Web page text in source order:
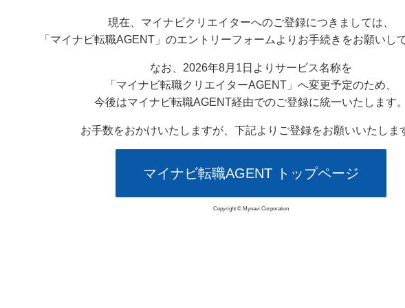
現在、マイナビクリエイターへのご登録につきましては、
「マイナビ転職AGENT」のエントリーフォームよりお手続きをお願いし
なお、2026年8月1日よりサービス名称を
「マイナビ転職クリエイターAGENT」へ変更予定のため、
今後はマイナビ転職AGENT経由でのご登録に統一いたします。
お手数をおかけいたしますが、下記よりご登録をお願いいたしま
マイナビ転職AGENT トップページ
Copyright © Mynavi Corporation